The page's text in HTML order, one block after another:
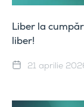
Liber la
liber!
21 aprilie